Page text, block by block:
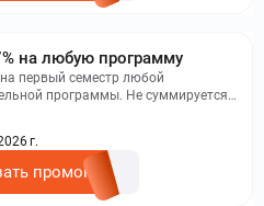
на любую программу
первый семестр любой
программы. Не суммируется с
г.
промокод